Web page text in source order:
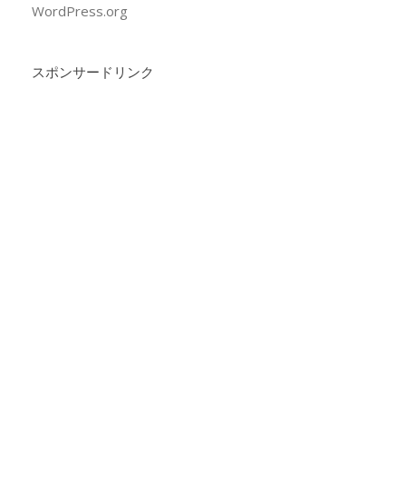
WordPress.org
スポンサードリンク